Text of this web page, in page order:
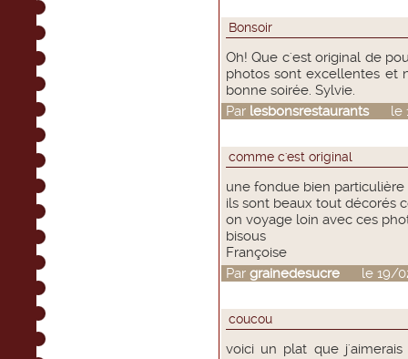
Bonsoir
Oh! Que c'est original de
photos sont excellentes et
bonne soirée. Sylvie.
Par lesbonsrestaurantsle
comme c'est original
une fondue bien
ils sont beaux tout décorés
on voyage loin avec ces
bisous
Françoise
Par grainedesucrele 19/02/
coucou
voici un plat que